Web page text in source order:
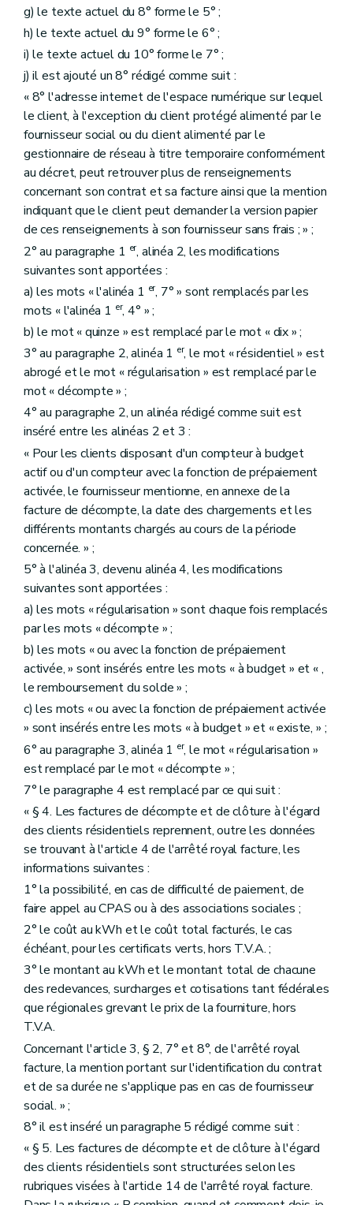
g) le texte actuel du 8° forme le 5° ;
h) le texte actuel du 9° forme le 6° ;
i) le texte actuel du 10° forme le 7° ;
j) il est ajouté un 8° rédigé comme suit :
« 8° l'adresse internet de l'espace numérique sur lequel
le client, à l'exception du client protégé alimenté par le
fournisseur social ou du client alimenté par le
gestionnaire de réseau à titre temporaire conformément
au décret, peut retrouver plus de renseignements
concernant son contrat et sa facture ainsi que la mention
indiquant que le client peut demander la version papier
de ces renseignements à son fournisseur sans frais ; » ;
2° au paragraphe 1 er, alinéa 2, les modifications
suivantes sont apportées :
a) les mots « l'alinéa 1 er, 7° » sont remplacés par les
mots « l'alinéa 1 er, 4° » ;
b) le mot « quinze » est remplacé par le mot « dix » ;
3° au paragraphe 2, alinéa 1 er, le mot « résidentiel » est
abrogé et le mot « régularisation » est remplacé par le
mot « décompte » ;
4° au paragraphe 2, un alinéa rédigé comme suit est
inséré entre les alinéas 2 et 3 :
« Pour les clients disposant d'un compteur à budget
actif ou d'un compteur avec la fonction de prépaiement
activée, le fournisseur mentionne, en annexe de la
facture de décompte, la date des chargements et les
différents montants chargés au cours de la période
concernée. » ;
5° à l'alinéa 3, devenu alinéa 4, les modifications
suivantes sont apportées :
a) les mots « régularisation » sont chaque fois remplacés
par les mots « décompte » ;
b) les mots « ou avec la fonction de prépaiement
activée, » sont insérés entre les mots « à budget » et « ,
le remboursement du solde » ;
c) les mots « ou avec la fonction de prépaiement activée
» sont insérés entre les mots « à budget » et « existe, » ;
6° au paragraphe 3, alinéa 1 er, le mot « régularisation »
est remplacé par le mot « décompte » ;
7° le paragraphe 4 est remplacé par ce qui suit :
« § 4. Les factures de décompte et de clôture à l'égard
des clients résidentiels reprennent, outre les données
se trouvant à l'article 4 de l'arrêté royal facture, les
informations suivantes :
1° la possibilité, en cas de difficulté de paiement, de
faire appel au CPAS ou à des associations sociales ;
2° le coût au kWh et le coût total facturés, le cas
échéant, pour les certificats verts, hors T.V.A. ;
3° le montant au kWh et le montant total de chacune
des redevances, surcharges et cotisations tant fédérales
que régionales grevant le prix de la fourniture, hors
T.V.A.
Concernant l'article 3, § 2, 7° et 8°, de l'arrêté royal
facture, la mention portant sur l'identification du contrat
et de sa durée ne s'applique pas en cas de fournisseur
social. » ;
8° il est inséré un paragraphe 5 rédigé comme suit :
« § 5. Les factures de décompte et de clôture à l'égard
des clients résidentiels sont structurées selon les
rubriques visées à l'article 14 de l'arrêté royal facture.